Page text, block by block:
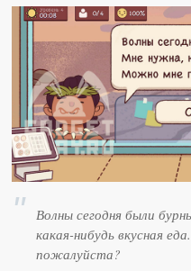
Волны сегодня были
какая-нибудь вкусная
пожалуйста?